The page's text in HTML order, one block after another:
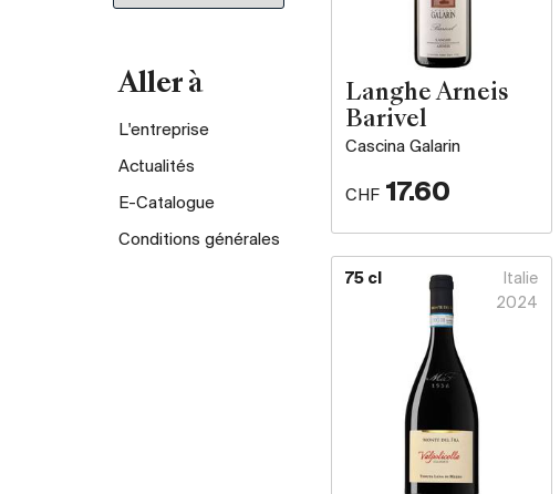
Aller à
L'entreprise
Actualités
E-Catalogue
Conditions générales
Langhe Arneis
Barivel
Cascina Galarin
CHF 17.60
75 cl
Italie
2024